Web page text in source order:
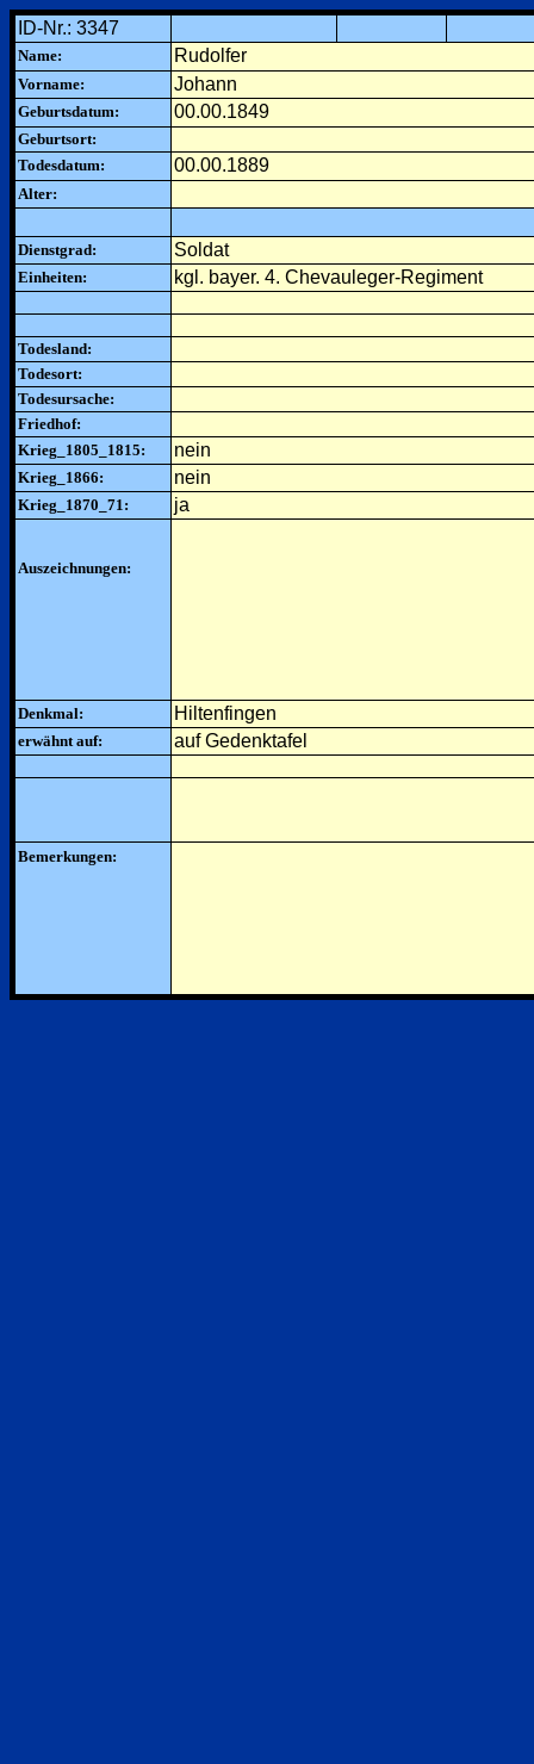
ID-Nr.: 3347
Name: Rudolfer
Vorname: Johann
Geburtsdatum: 00.00.1849
Geburtsort:
Todesdatum:
00.00.1889
Alter:
Dienstgrad: Soldat
Einheiten: kgl. bayer. 4. Chevauleger-Regiment
Todesland:
Todesort:
Todesursache:
Friedhof:
Krieg_1805_1815:
nein
Krieg_1866: nein
Krieg_1870_71: ja
Auszeichnungen:
Denkmal: Hiltenfingen
erwähnt auf: auf Gedenktafel
Bemerkungen: